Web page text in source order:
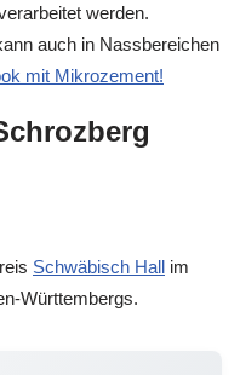
werden.
auch in Nassbereichen
mit Mikrozement!
Schwäbisch Hall im
Württembergs.